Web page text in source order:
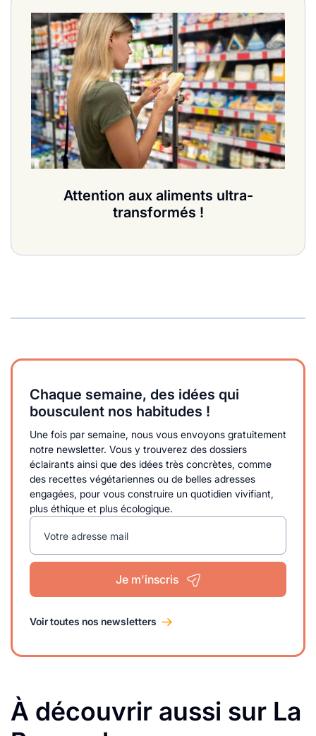
Attention aux aliments ultra-
transformés !
Chaque semaine, des idées qui
bousculent nos habitudes !
Une fois par semaine, nous vous envoyons gratuitement
notre newsletter. Vous y trouverez des dossiers
éclairants ainsi que des idées très concrètes, comme
des recettes végétariennes ou de belles adresses
engagées, pour vous construire un quotidien vivifiant,
plus éthique et plus écologique.
Votre adresse mail
Je m'inscris
Voir toutes nos newsletters
À découvrir aussi sur La